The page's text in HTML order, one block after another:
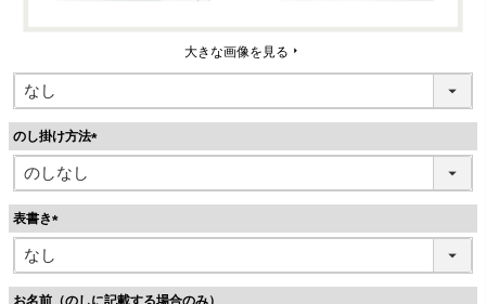
大きな画像を見る
のし掛け方法
(
表書き
(
必
お名前（のしに記載する場合のみ）